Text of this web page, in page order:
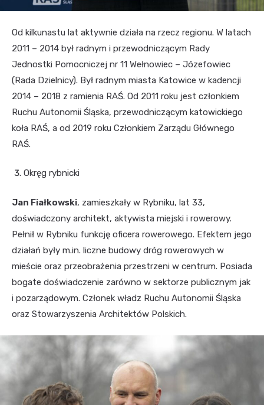
Od kilkunastu lat aktywnie działa na rzecz regionu. W latach
2011 – 2014 był radnym i przewodniczącym Rady
Jednostki Pomocniczej nr 11 Wełnowiec – Józefowiec
(Rada Dzielnicy). Był radnym miasta Katowice w kadencji
2014 – 2018 z ramienia RAŚ. Od 2011 roku jest członkiem
Ruchu Autonomii Śląska, przewodniczącym katowickiego
koła RAŚ, a od 2019 roku Członkiem Zarządu Głównego
RAŚ.
Okręg rybnicki
Jan Fiałkowski, zamieszkały w Rybniku, lat 33,
doświadczony architekt, aktywista miejski i rowerowy.
Pełnił w Rybniku funkcję oficera rowerowego. Efektem jego
działań były m.in. liczne budowy dróg rowerowych w
mieście oraz przeobrażenia przestrzeni w centrum. Posiada
bogate doświadczenie zarówno w sektorze publicznym jak
i pozarządowym. Członek władz Ruchu Autonomii Śląska
oraz Stowarzyszenia Architektów Polskich.